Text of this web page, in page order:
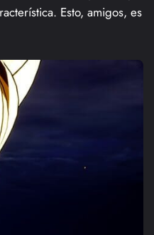
Esto, amigos, es